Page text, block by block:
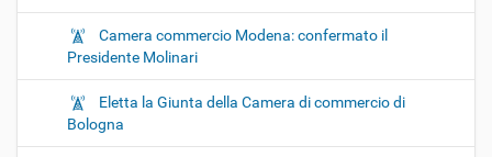
Camera commercio Modena: confermato il
Presidente Molinari
Eletta la Giunta della Camera di commercio di
Bologna